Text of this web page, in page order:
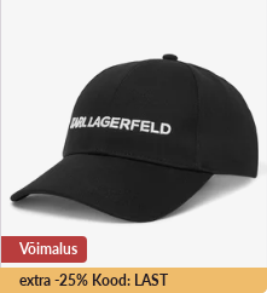
extra -25% Kood: LAST
Võimalus